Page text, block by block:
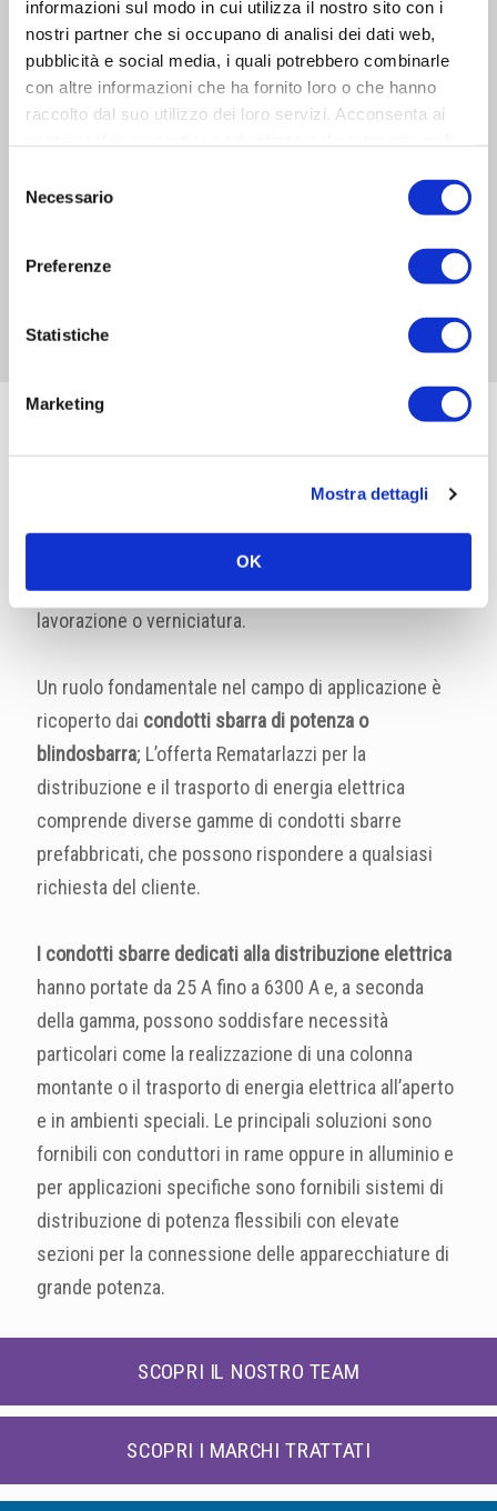
informazioni sul modo in cui utilizza il nostro sito con i
nostri partner che si occupano di analisi dei dati web,
pubblicità e social media, i quali potrebbero combinarle
con altre informazioni che ha fornito loro o che hanno
raccolto dal suo utilizzo dei loro servizi. Acconsenta ai
delNecessario
Preferenze
Statistiche
Marketing
Mostra dettagli
OK
Tutte le soluzioni metalliche sono fornibili andando a
scegliere i principali materiali e finiture, come ad
e/o finiture superficiali quali zincatura con
procedimento Sendzimir, zincatura a caldo dopo
lavorazione o verniciatura.
Un ruolo fondamentale nel campo di applicazione è
ricoperto dai condotti sbarra di potenza o
blindosbarra; L’offerta Rematarlazzi per la
distribuzione e il trasporto di energia elettrica
comprende diverse gamme di condotti sbarre
prefabbricati, che possono rispondere a qualsiasi
richiesta del cliente.
I condotti sbarre dedicati alla distribuzione elettrica
hanno portate da 25 A fino a 6300 A e, a seconda
della gamma, possono soddisfare necessità
particolari come la realizzazione di una colonna
montante o il trasporto di energia elettrica all’aperto
e in ambienti speciali. Le principali soluzioni sono
fornibili con conduttori in rame oppure in alluminio e
per applicazioni specifiche sono fornibili sistemi di
distribuzione di potenza flessibili con elevate
sezioni per la connessione delle apparecchiature di
grande potenza.
SCOPRI IL NOSTRO TEAM
SCOPRI I MARCHI TRATTATI